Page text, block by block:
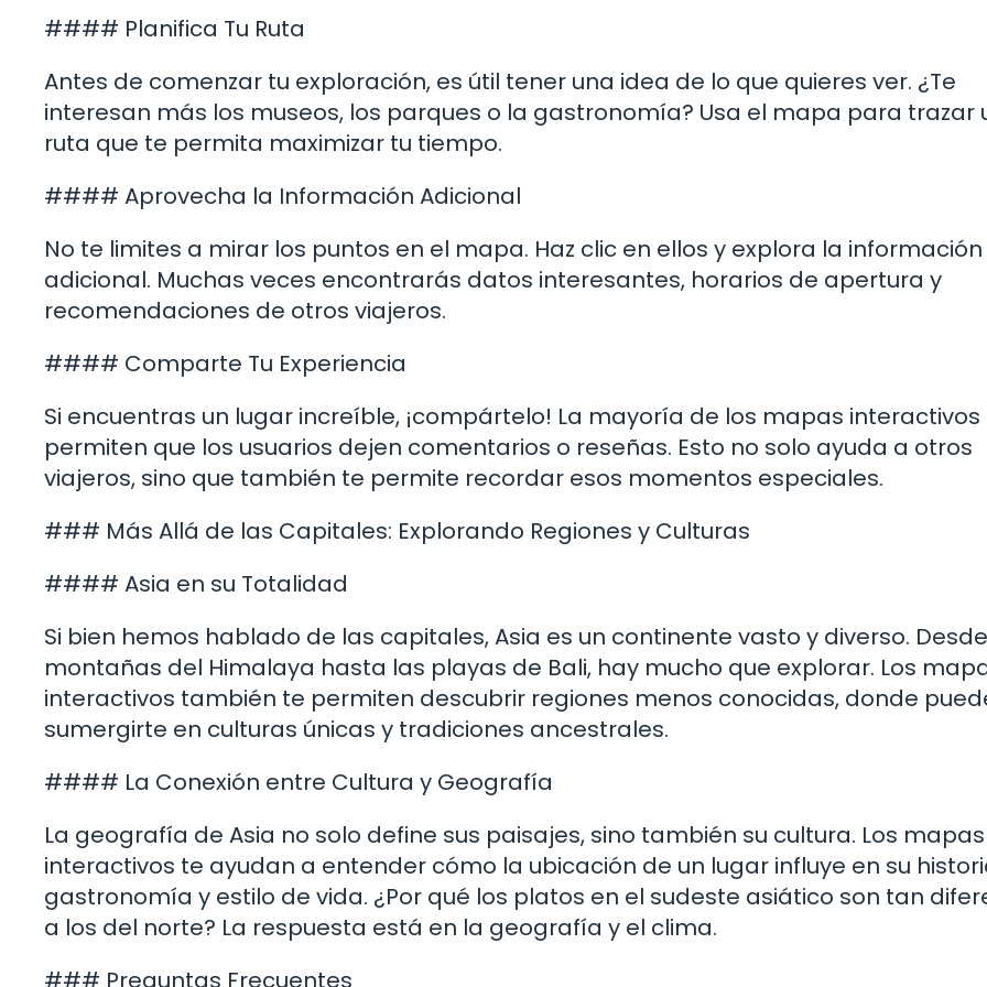
#### Planifica Tu Ruta
Antes de comenzar tu exploración, es útil tener una idea de lo que quieres ver. ¿Te
interesan más los museos, los parques o la gastronomía? Usa el mapa para trazar
ruta que te permita maximizar tu tiempo.
#### Aprovecha la Información Adicional
No te limites a mirar los puntos en el mapa. Haz clic en ellos y explora la información
adicional. Muchas veces encontrarás datos interesantes, horarios de apertura y
recomendaciones de otros viajeros.
#### Comparte Tu Experiencia
Si encuentras un lugar increíble, ¡compártelo! La mayoría de los mapas interactivos
permiten que los usuarios dejen comentarios o reseñas. Esto no solo ayuda a otros
viajeros, sino que también te permite recordar esos momentos especiales.
### Más Allá de las Capitales: Explorando Regiones y Culturas
#### Asia en su Totalidad
Si bien hemos hablado de las capitales, Asia es un continente vasto y diverso.
montañas del Himalaya hasta las playas de Bali, hay mucho que explorar. Los
interactivos también te permiten descubrir regiones menos conocidas, donde
sumergirte en culturas únicas y tradiciones ancestrales.
#### La Conexión entre Cultura y Geografía
La geografía de Asia no solo define sus paisajes, sino también su cultura. Los mapas
interactivos te ayudan a entender cómo la ubicación de un lugar influye en su
gastronomía y estilo de vida. ¿Por qué los platos en el sudeste asiático son tan
a los del norte? La respuesta está en la geografía y el clima.
### Preguntas Frecuentes